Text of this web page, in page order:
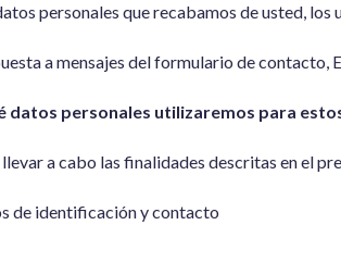
personales que recabamos de usted,
a mensajes del formulario de contacto,
datos personales utilizaremos para
llevar a cabo las finalidades descritas en el
de identificación y contacto